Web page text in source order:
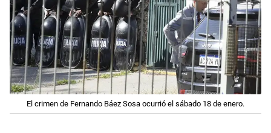
El crimen de Fernando Báez Sosa ocurrió el sábado 18 de enero.